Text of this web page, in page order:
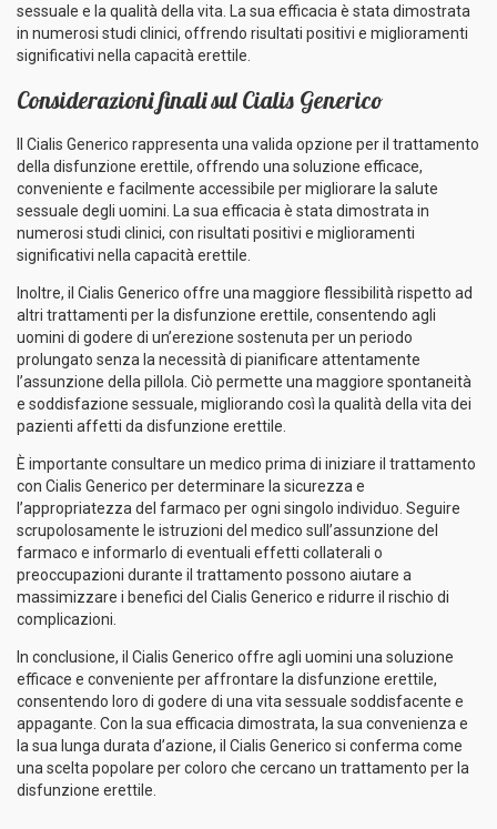
sessuale e la qualità della vita. La sua efficacia è stata dimostrata
in numerosi studi clinici, offrendo risultati positivi e miglioramenti
significativi nella capacità erettile.
Considerazioni finali sul Cialis Generico
Il Cialis Generico rappresenta una valida opzione per il trattamento
della disfunzione erettile, offrendo una soluzione efficace,
conveniente e facilmente accessibile per migliorare la salute
sessuale degli uomini. La sua efficacia è stata dimostrata in
numerosi studi clinici, con risultati positivi e miglioramenti
significativi nella capacità erettile.
Inoltre, il Cialis Generico offre una maggiore flessibilità rispetto ad
altri trattamenti per la disfunzione erettile, consentendo agli
uomini di godere di un’erezione sostenuta per un periodo
prolungato senza la necessità di pianificare attentamente
l’assunzione della pillola. Ciò permette una maggiore spontaneità
e soddisfazione sessuale, migliorando così la qualità della vita dei
pazienti affetti da disfunzione erettile.
È importante consultare un medico prima di iniziare il trattamento
con Cialis Generico per determinare la sicurezza e
l’appropriatezza del farmaco per ogni singolo individuo. Seguire
scrupolosamente le istruzioni del medico sull’assunzione del
farmaco e informarlo di eventuali effetti collaterali o
preoccupazioni durante il trattamento possono aiutare a
massimizzare i benefici del Cialis Generico e ridurre il rischio di
complicazioni.
In conclusione, il Cialis Generico offre agli uomini una soluzione
efficace e conveniente per affrontare la disfunzione erettile,
consentendo loro di godere di una vita sessuale soddisfacente e
appagante. Con la sua efficacia dimostrata, la sua convenienza e
la sua lunga durata d’azione, il Cialis Generico si conferma come
una scelta popolare per coloro che cercano un trattamento per la
disfunzione erettile.